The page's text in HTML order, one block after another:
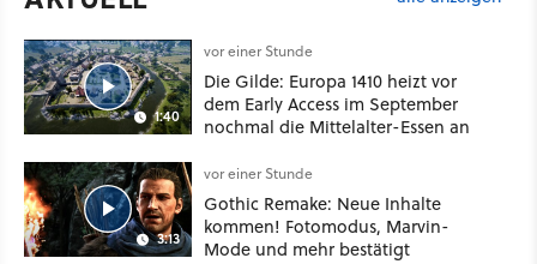
1:40
vor einer Stunde
Die Gilde: Europa 1410 heizt vor
dem Early Access im September
nochmal die Mittelalter-Essen an
3:13
vor einer Stunde
Gothic Remake: Neue Inhalte
kommen! Fotomodus, Marvin-
Mode und mehr bestätigt